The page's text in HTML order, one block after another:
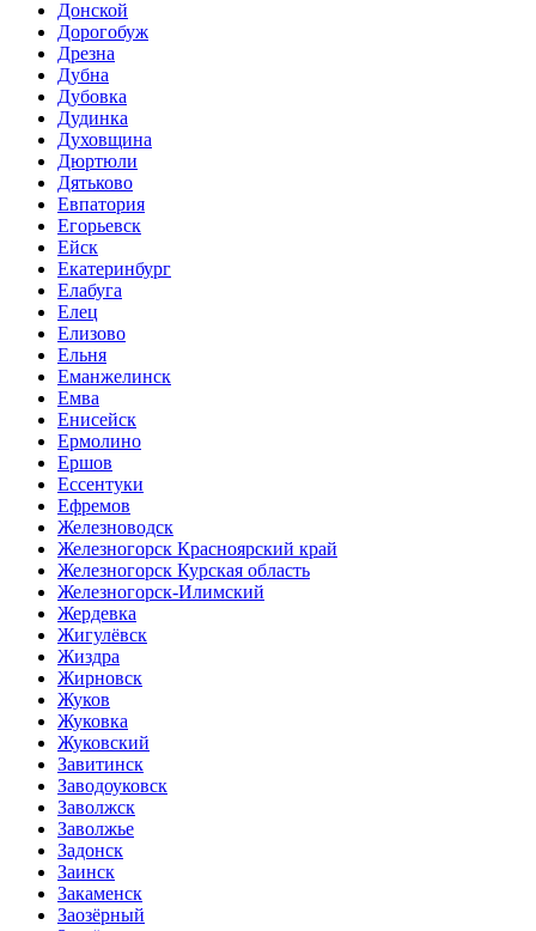
Донской
Дорогобуж
Дрезна
Дубна
Дубовка
Дудинка
Духовщина
Дюртюли
Дятьково
Евпатория
Егорьевск
Ейск
Екатеринбург
Елабуга
Елец
Елизово
Ельня
Еманжелинск
Емва
Енисейск
Ермолино
Ершов
Ессентуки
Ефремов
Железноводск
Железногорск Красноярский край
Железногорск Курская область
Железногорск-Илимский
Жердевка
Жигулёвск
Жиздра
Жирновск
Жуков
Жуковка
Жуковский
Завитинск
Заводоуковск
Заволжск
Заволжье
Задонск
Заинск
Закаменск
Заозёрный